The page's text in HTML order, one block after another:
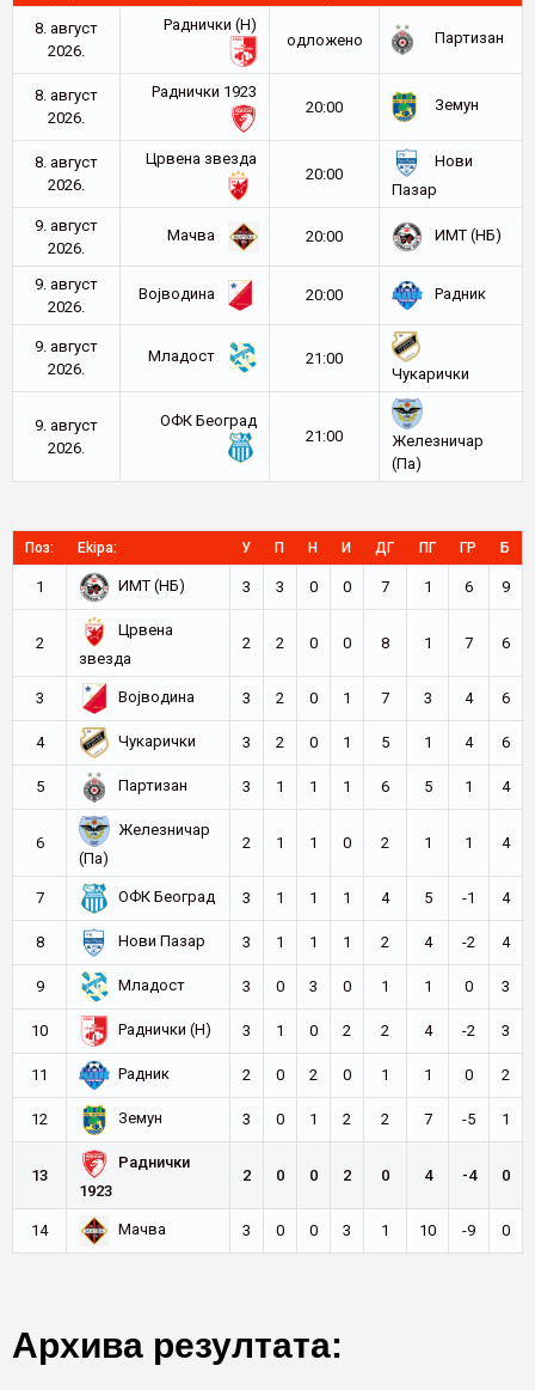
8. август
2026.
Раднички (Н)
oдложено
Партизан
8. август
2026.
Раднички 1923
20:00
Земун
8. август
2026.
Црвена звезда
20:00
Нови
Пазар
9. август
2026.
Мачва 20:00 ИМТ (НБ)
9. август
2026.
Војводина 20:00 Радник
9. август
2026.
Младост
21:00
Чукарички
9. август
2026.
ОФК Београд
21:00
Железничар
(Па)
Поз: Ekipa: У П Н И ДГ ПГ ГР Б
1 ИМТ (НБ) 3 3 0 0 7 1 6 9
2
Црвена
звезда
2 2 0 0 8 1 7 6
3 Војводина 3 2 0 1 7 3 4 6
4 Чукарички 3 2 0 1 5 1 4 6
5 Партизан 3 1 1 1 6 5 1 4
6
Железничар
(Па)
2 1 1 0 2 1 1 4
7 ОФК Београд 3 1 1 1 4 5 -1 4
8 Нови Пазар 3 1 1 1 2 4 -2 4
9 Младост 3 0 3 0 1 1 0 3
10 Раднички (Н) 3 1 0 2 2 4 -2 3
11 Радник 2 0 2 0 1 1 0 2
12 Земун 3 0 1 2 2 7 -5 1
13
Раднички
1923
2 0 0 2 0 4 -4 0
14 Мачва 3 0 0 3 1 10 -9 0
Архива резултата: